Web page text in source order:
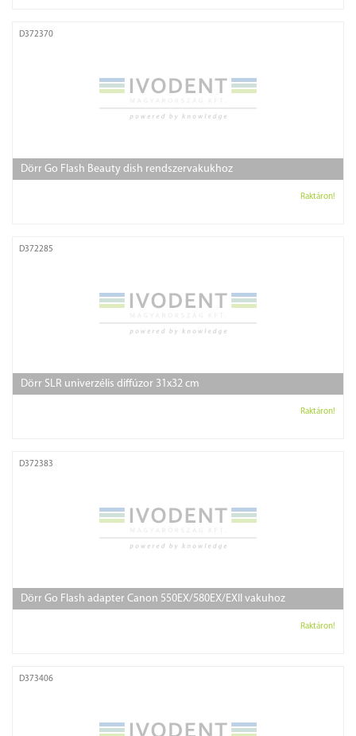
D372370
Dörr Go Flash Beauty dish rendszervakukhoz
Raktáron!
D372285
Dörr SLR univerzélis diffúzor 31x32 cm
Raktáron!
D372383
Dörr Go Flash adapter Canon 550EX/580EX/EXII vakuhoz
Raktáron!
D373406